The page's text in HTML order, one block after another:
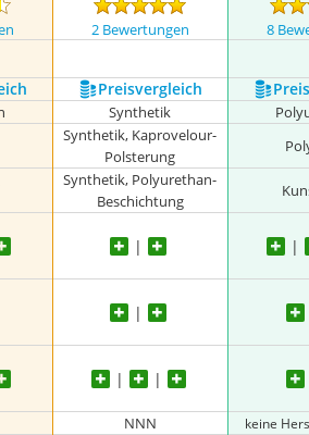
2 Bewertungen 8
Preis­vergleich
Synthetik
Synthetik, Kaprovelour-
Polsterung
Synthetik, Polyurethan-
Beschichtung
NNN keine